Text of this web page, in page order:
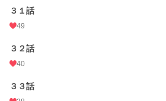
３１話
49
３２話
40
３３話